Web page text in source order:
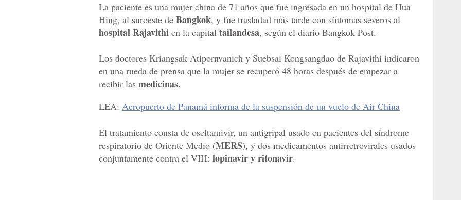
La paciente es una mujer china de 71 años que fue ingresada en un hospital de Hua
Hing, al suroeste de Bangkok, y fue trasladad más tarde con síntomas severos al
hospital Rajavithi en la capital tailandesa, según el diario Bangkok Post.
Los doctores Kriangsak Atipornvanich y Suebsai Kongsangdao de Rajavithi indicaron
en una rueda de prensa que la mujer se recuperó 48 horas después de empezar a
recibir las medicinas.
LEA: Aeropuerto de Panamá informa de la suspensión de un vuelo de Air China
El tratamiento consta de oseltamivir, un antigripal usado en pacientes del síndrome
respiratorio de Oriente Medio (MERS), y dos medicamentos antirretrovirales usados
conjuntamente contra el VIH: lopinavir y ritonavir.